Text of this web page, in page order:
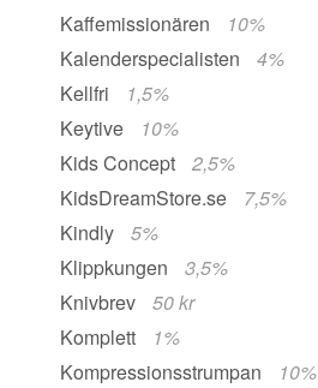
Kaffemissionären
10%
Kalenderspecialisten
4%
Kellfri
1,5%
Keytive
10%
Kids Concept
2,5%
KidsDreamStore.se
7,5%
Kindly
5%
Klippkungen
3,5%
Knivbrev
50 kr
Komplett
1%
Kompressionsstrumpan
10%